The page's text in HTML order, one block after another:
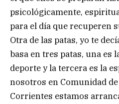
psicológicamente,
para el día que recuperen
Otra de las patas, yo te
basa en tres patas, una es
deporte y la tercera es la
nosotros en Comunidad
Corrientes estamos